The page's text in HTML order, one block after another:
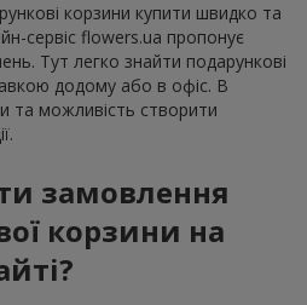
корзини купити швидко та
сервіс flowers.ua пропонує
Тут легко знайти подарункові
додому або в офіс. В
та можливість створити
замовлення
корзини на